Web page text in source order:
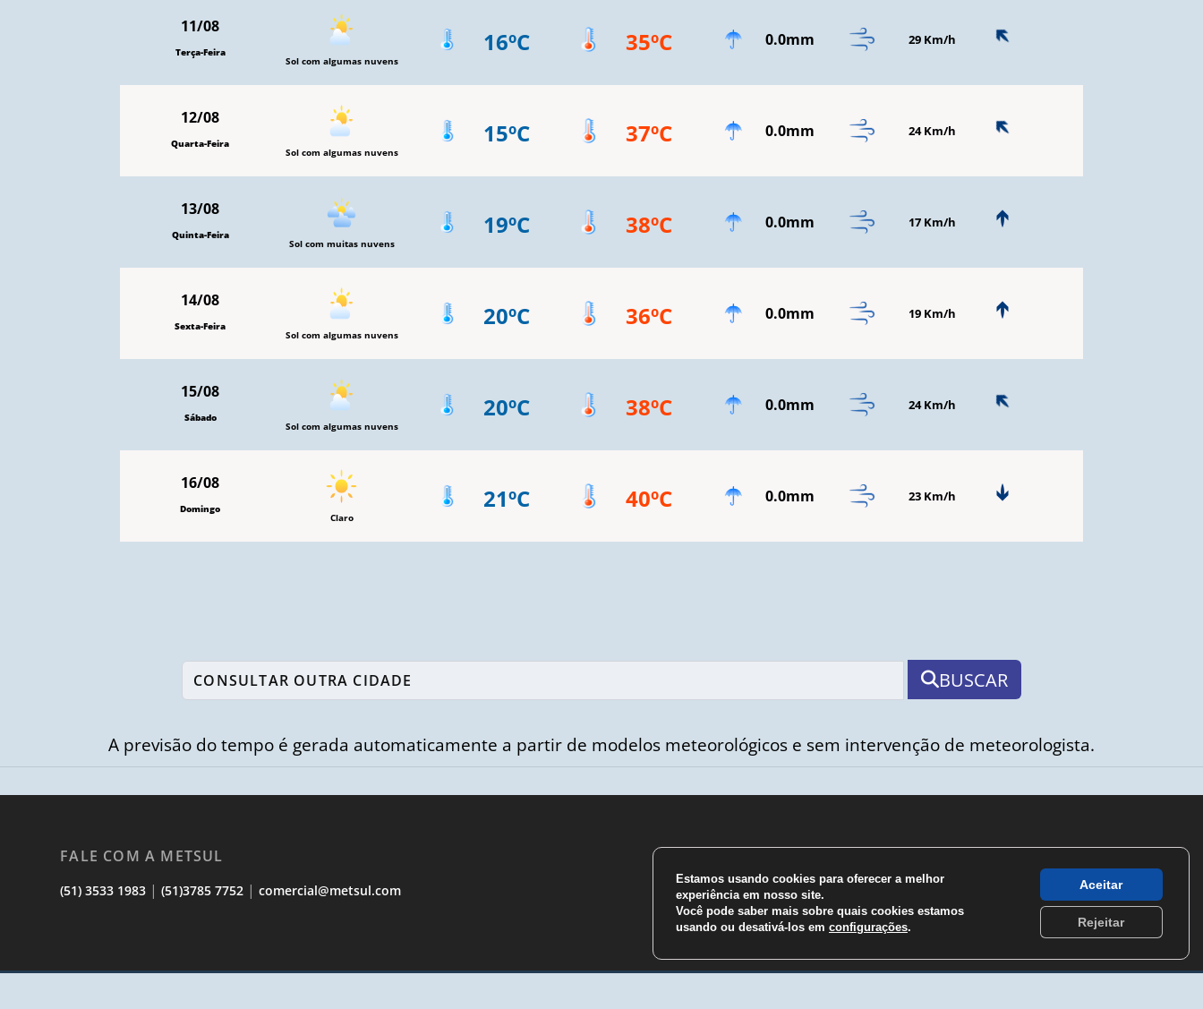
11/08
Terça-Feira
Sol com algumas nuvens
16ºC 35ºC 0.0mm 29 Km/h
12/08
Quarta-Feira
Sol com algumas nuvens
15ºC 37ºC 0.0mm 24 Km/h
13/08
Quinta-Feira
Sol com muitas nuvens
19ºC 38ºC 0.0mm 17 Km/h
14/08
Sexta-Feira
Sol com algumas nuvens
20ºC 36ºC 0.0mm 19 Km/h
15/08
Sábado
Sol com algumas nuvens
20ºC 38ºC 0.0mm 24 Km/h
16/08
Domingo
Claro
21ºC 40ºC 0.0mm 23 Km/h
BUSCAR
A previsão do tempo é gerada automaticamente a partir de modelos meteorológicos e sem intervenção de meteorologista.
FALE COM A METSUL
(51) 3533 1983 |(51)3785 7752 |comercial@metsul.com
Estamos usando cookies para oferecer a melhor
experiência em nosso site.
Você pode saber mais sobre quais cookies estamos
usando ou desativá-los em configurações.
Aceitar
Rejeitar